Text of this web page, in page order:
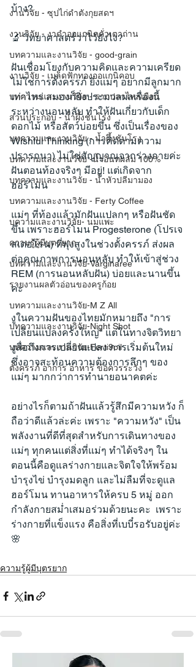
งานวิจัย - ซุปไก่ดำตังกุยสดฯ
งานวิจัย - งาดำออแกนิคคั่วเตาถ่าน
บทความและงานวิจัย - good-grain
งานวิจัย - เมล็ดฟักทองออแกนิคอบ
บทความและงานวิจัย - รากปลาไหลเผือก
ส่วนประกอบ - น้ำผึ้งชันโรง
บทความและงานวิจัย - น้ำผึ้งชันโรง
บทความและงานวิจัย -น้ำอินทผลัม 100%
บทความและงานวิจัย - น้ำหัวปลีมามอง
บทความและงานวิจัย - Ferty Coffee
บความและงานวิจัย- นมแพะ
ความรู้ผู้มีบุตรยาก
บทความและงานวิจัย-Varginaree
รายงานผลตัวอ่อนของครูก้อย
บทความและงานวิจัย-M Z All
บทความและงานวิจัย-Night Shot
บทความและงานวิจัย-Ferti9oil
ตั้งครรภ์ อาการ อาหาร ข้อควรระวัง
บ้าง?
🔬 วิทยาศาสตร์ว่าไว้ยังไง?
ฝันเชื่อมโยงกับความคิดและความเครียด
ไม่ใช่การตั้งครรภ์ ยิ่งแม่ๆ อยากมีลูกมาก
เท่าไหร่ สมองก็ยิ่งประมวลผลเรื่องนี้
ระหว่างนอนหลับ ทำให้ฝันเกี่ยวกับเด็ก
ดอกไม้ หรือสัตว์บ่อยขึ้น ซึ่งเป็นเรื่องของ
Wishful Thinking (การคิดตามความ
ปรารถนา) ไม่ใช่สัญญาณจากร่างกายค่ะ
ฝันตอนท้องจริงๆ มีอยู่! แต่เกิดจาก
ฮอร์โมน
แม่ๆ ที่ท้องแล้วมักฝันแปลกๆ หรือฝันชัด
ขึ้น เพราะฮอร์โมน Progesterone (โปรเจ
สเตอโรน) ที่พุ่งสูงในช่วงตั้งครรภ์ ส่งผล
ต่อคุณภาพการนอนหลับ ทำให้เข้าสู่ช่วง
REM (การนอนหลับฝัน) บ่อยและนานขึ้น
ค่ะ
งูในความฝันของไทยมักหมายถึง "การ
เปลี่ยนแปลงครั้งใหญ่" แต่ในทางจิตวิทยา
งูสื่อถึงการเปลี่ยนแปลง การเริ่มต้นใหม่
ซึ่งอาจสะท้อนความต้องการลึกๆ ของ
แม่ๆ มากกว่าการทำนายอนาคตค่ะ
อย่างไรก็ตามถ้าฝันแล้วรู้สึกมีความหวัง ก็
ถือว่าดีแล้วล่ะค่ะ เพราะ "ความหวัง" เป็น
พลังงานที่ดีที่สุดสำหรับการเดินทางของ
แม่ๆ ทุกคนแต่สิ่งที่แม่ๆ ทำได้จริงๆ ใน
ตอนนี้คือดูแลร่างกายและจิตใจให้พร้อม
บำรุงไข่ บำรุงมดลูก และไม่ลืมที่จะดูแล
ฮอร์โมน ทานอาหารให้ครบ 5 หมู่ ออก
กำลังกายสม่ำเสมอร่วมด้วยนะคะ  เพราะ
ร่างกายที่แข็งแรง คือสิ่งที่เบบี๋รอรับอยู่ค่ะ
🌸
ความรู้ผู้มีบุตรยาก